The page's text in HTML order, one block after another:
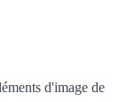
d'image de